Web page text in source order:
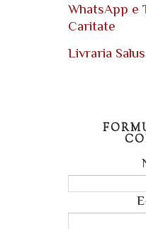
WhatsApp e
Caritate
Livraria